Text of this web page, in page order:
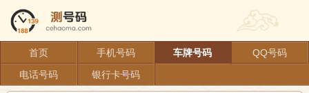
首页 手机号码 车牌号码
QQ号码
电话号码
银行卡号码